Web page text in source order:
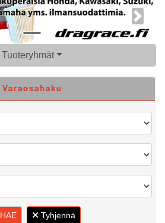
Next
Tuoteryhmät
Varaosahaku
HAE Tyhjennä